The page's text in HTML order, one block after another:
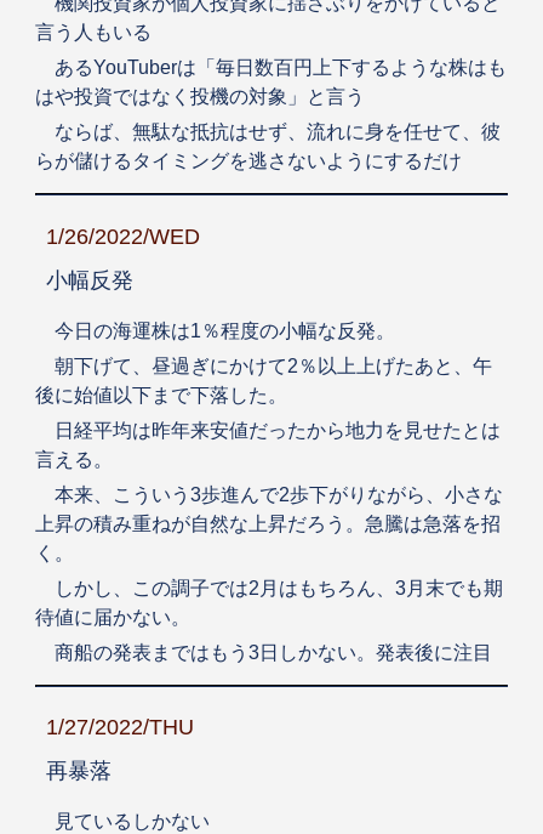
言う人もいる
あるYouTuberは「毎日数百円上下するような株はも
はや投資ではなく投機の対象」と言う
ならば、無駄な抵抗はせず、流れに身を任せて、彼
らが儲けるタイミングを逃さないようにするだけ
1/26/2022/WED
小幅反発
今日の海運株は1％程度の小幅な反発。
朝下げて、昼過ぎにかけて2％以上上げたあと、午
後に始値以下まで下落した。
日経平均は昨年来安値だったから地力を見せたとは
言える。
本来、こういう3歩進んで2歩下がりながら、小さな
上昇の積み重ねが自然な上昇だろう。急騰は急落を招
く。
しかし、この調子では2月はもちろん、3月末でも期
待値に届かない。
商船の発表まではもう3日しかない。発表後に注目
1/27/2022/THU
再暴落
見ているしかない